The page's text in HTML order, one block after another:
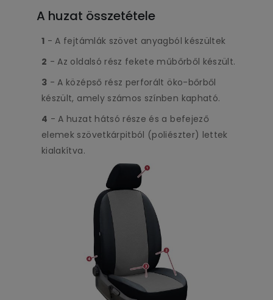
A huzat összetétele
1 - A fejtámlák szövet anyagból készültek
2 - Az oldalsó rész fekete műbőrből készült.
3 - A középső rész perforált öko-bőrből
készült, amely számos színben kapható.
4 - A huzat hátsó része és a befejező
elemek szövetkárpitból (poliészter) lettek
kialakítva.